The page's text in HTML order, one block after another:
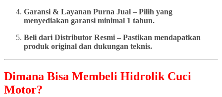
Garansi & Layanan Purna Jual – Pilih yang
menyediakan garansi minimal 1 tahun.
Beli dari Distributor Resmi – Pastikan mendapatkan
produk original dan dukungan teknis.
Dimana Bisa Membeli Hidrolik Cuci
Motor?